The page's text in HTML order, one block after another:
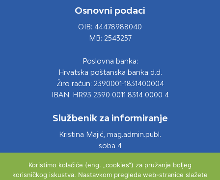
Osnovni podaci
OIB: 44478988040
MB: 2543257
Poslovna banka:
Hrvatska poštanska banka d.d.
Žiro račun: 2390001-1831400004
IBAN: HR93 2390 0011 8314 0000 4
Službenik za informiranje
Kristina Majić, mag.admin.publ.
soba 4
Email: info@opcina-otok.hr
Koristimo kolačiće (eng. „cookies“) za pružanje boljeg
korisničkog iskustva. Nastavkom pregleda web-stranice slažete